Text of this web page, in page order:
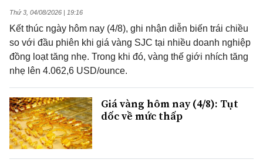
Thứ 3, 04/08/2026 | 19:16
Kết thúc ngày hôm nay (4/8), ghi nhận diễn biến trái chiều
so với đầu phiên khi giá vàng SJC tại nhiều doanh nghiệp
đồng loạt tăng nhẹ. Trong khi đó, vàng thế giới nhích tăng
nhẹ lên 4.062,6 USD/ounce.
Giá vàng hôm nay (4/8): Tụt
dốc về mức thấp